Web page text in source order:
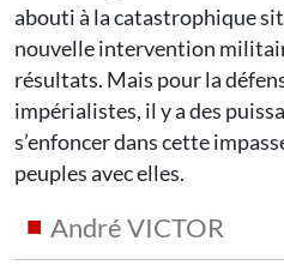
abouti à la catastrophique
nouvelle intervention
résultats. Mais pour la
impérialistes, il y a des
s’enfoncer dans cette
peuples avec elles.
André VICTOR